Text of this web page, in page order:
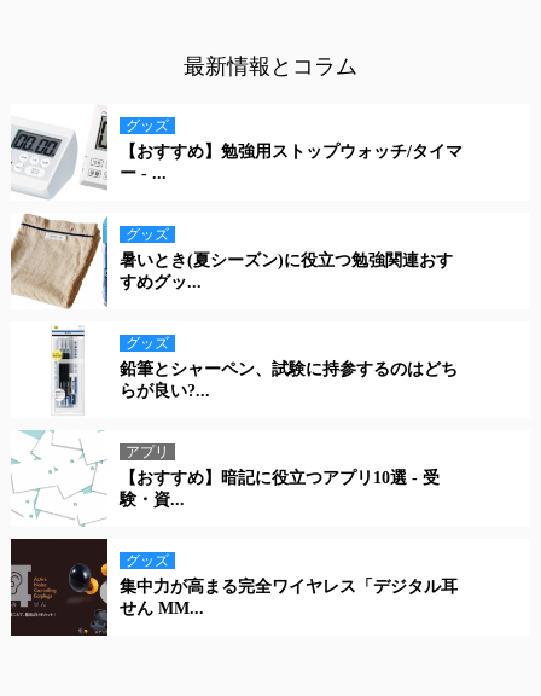
最新情報とコラム
グッズ
【おすすめ】勉強用ストップウォッチ/タイマ
ー - ...
グッズ
暑いとき(夏シーズン)に役立つ勉強関連おす
すめグッ...
グッズ
鉛筆とシャーペン、試験に持参するのはどち
らが良い?...
アプリ
【おすすめ】暗記に役立つアプリ10選 - 受
験・資...
グッズ
集中力が高まる完全ワイヤレス「デジタル耳
せん MM...